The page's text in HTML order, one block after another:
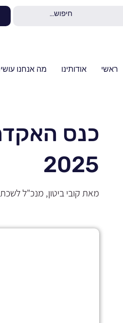
ראשי אודותינו מה אנחנו
כנס
2025
מאת קובי ביטון, מנכ"ל